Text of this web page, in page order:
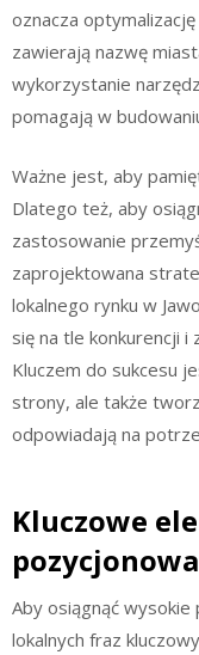
oznacza
zawierają nazwę
wykorzystanie
pomagają w
Ważne jest, aby
Dlatego też, aby
zastosowanie
zaprojektowana
lokalnego rynku w
się na tle konkurencji i
Kluczem do sukcesu
strony, ale także
odpowiadają na
Kluczowe
Aby osiągnąć wysokie
lokalnych fraz